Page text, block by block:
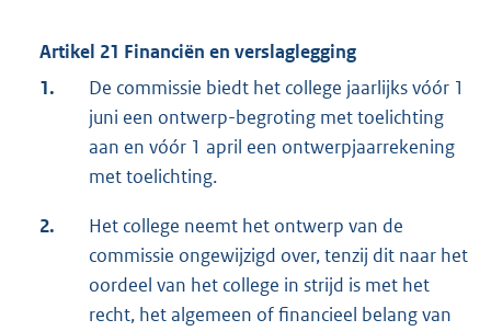
Artikel 21 Financiën en verslaglegging
1.
De commissie biedt het college jaarlijks vóór 1
juni een ontwerp-begroting met toelichting
aan en vóór 1 april een ontwerpjaarrekening
met toelichting.
2.
Het college neemt het ontwerp van de
commissie ongewijzigd over, tenzij dit naar het
oordeel van het college in strijd is met het
recht, het algemeen of financieel belang van